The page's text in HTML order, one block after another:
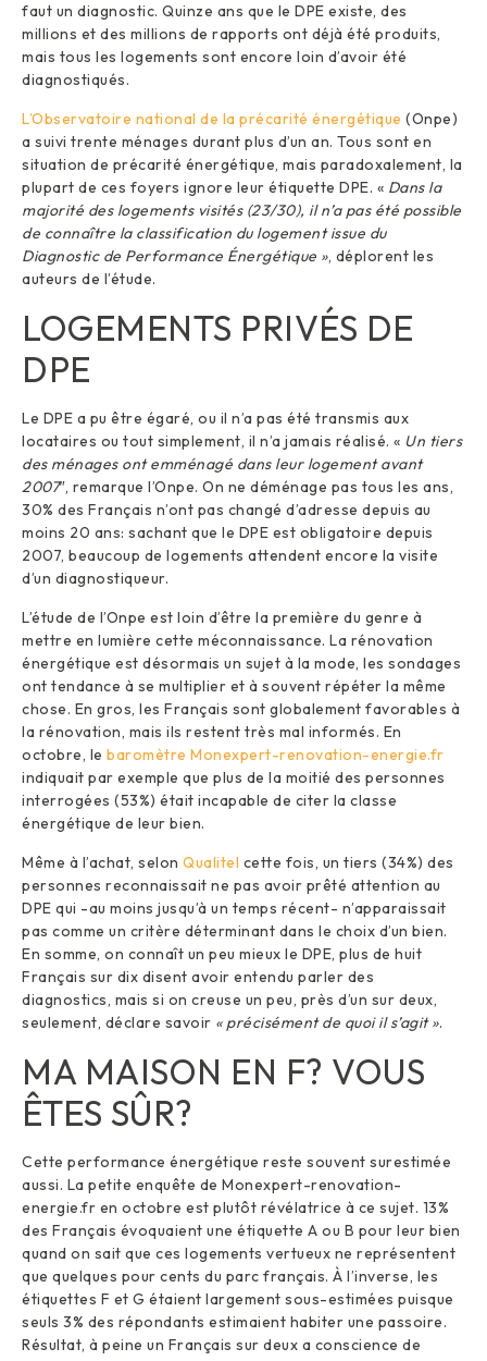
faut un diagnostic. Quinze ans que le DPE existe, des
millions et des millions de rapports ont déjà été produits,
mais tous les logements sont encore loin d’avoir été
diagnostiqués.
L’Observatoire national de la précarité énergétique (Onpe)
a suivi trente ménages durant plus d’un an. Tous sont en
situation de précarité énergétique, mais paradoxalement, la
plupart de ces foyers ignore leur étiquette DPE. « Dans la
majorité des logements visités (23/30), il n’a pas été possible
de connaître la classification du logement issue du
Diagnostic de Performance Énergétique », déplorent les
auteurs de l’étude.
LOGEMENTS PRIVÉS DE
DPE
Le DPE a pu être égaré, ou il n’a pas été transmis aux
locataires ou tout simplement, il n’a jamais réalisé. « Un tiers
des ménages ont emménagé dans leur logement avant
2007″, remarque l’Onpe. On ne déménage pas tous les ans,
30% des Français n’ont pas changé d’adresse depuis au
moins 20 ans: sachant que le DPE est obligatoire depuis
2007, beaucoup de logements attendent encore la visite
d’un diagnostiqueur.
L’étude de l’Onpe est loin d’être la première du genre à
mettre en lumière cette méconnaissance. La rénovation
énergétique est désormais un sujet à la mode, les sondages
ont tendance à se multiplier et à souvent répéter la même
chose. En gros, les Français sont globalement favorables à
la rénovation, mais ils restent très mal informés. En
octobre, le baromètre Monexpert-renovation-energie.fr
indiquait par exemple que plus de la moitié des personnes
interrogées (53%) était incapable de citer la classe
énergétique de leur bien.
Même à l’achat, selon Qualitel cette fois, un tiers (34%) des
personnes reconnaissait ne pas avoir prêté attention au
DPE qui -au moins jusqu’à un temps récent- n’apparaissait
pas comme un critère déterminant dans le choix d’un bien.
En somme, on connaît un peu mieux le DPE, plus de huit
Français sur dix disent avoir entendu parler des
diagnostics, mais si on creuse un peu, près d’un sur deux,
seulement, déclare savoir « précisément de quoi il s’agit ».
MA MAISON EN F? VOUS
ÊTES SÛR?
Cette performance énergétique reste souvent surestimée
aussi. La petite enquête de Monexpert-renovation-
energie.fr en octobre est plutôt révélatrice à ce sujet. 13%
des Français évoquaient une étiquette A ou B pour leur bien
quand on sait que ces logements vertueux ne représentent
que quelques pour cents du parc français. À l’inverse, les
étiquettes F et G étaient largement sous-estimées puisque
seuls 3% des répondants estimaient habiter une passoire.
Résultat, à peine un Français sur deux a conscience de